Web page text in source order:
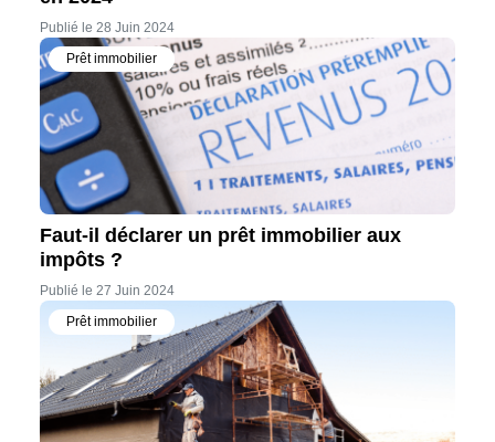
Publié le 28 Juin 2024
Prêt immobilier
Faut-il déclarer un prêt immobilier aux
impôts ?
Publié le 27 Juin 2024
Prêt immobilier